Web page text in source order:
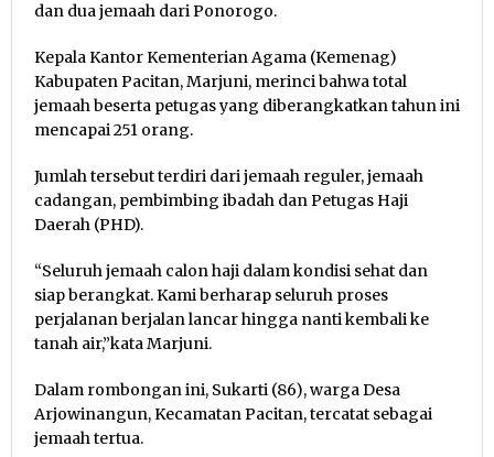
dan dua jemaah dari Ponorogo.
Kepala Kantor Kementerian Agama (Kemenag)
Kabupaten Pacitan, Marjuni, merinci bahwa total
jemaah beserta petugas yang diberangkatkan tahun ini
mencapai 251 orang.
Jumlah tersebut terdiri dari jemaah reguler, jemaah
cadangan, pembimbing ibadah dan Petugas Haji
Daerah (PHD).
“Seluruh jemaah calon haji dalam kondisi sehat dan
siap berangkat. Kami berharap seluruh proses
perjalanan berjalan lancar hingga nanti kembali ke
tanah air,”kata Marjuni.
Dalam rombongan ini, Sukarti (86), warga Desa
Arjowinangun, Kecamatan Pacitan, tercatat sebagai
jemaah tertua.